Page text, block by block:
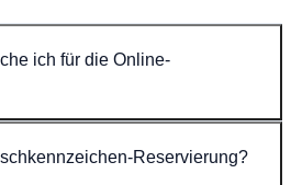
ich für die Online-
Reservierung?